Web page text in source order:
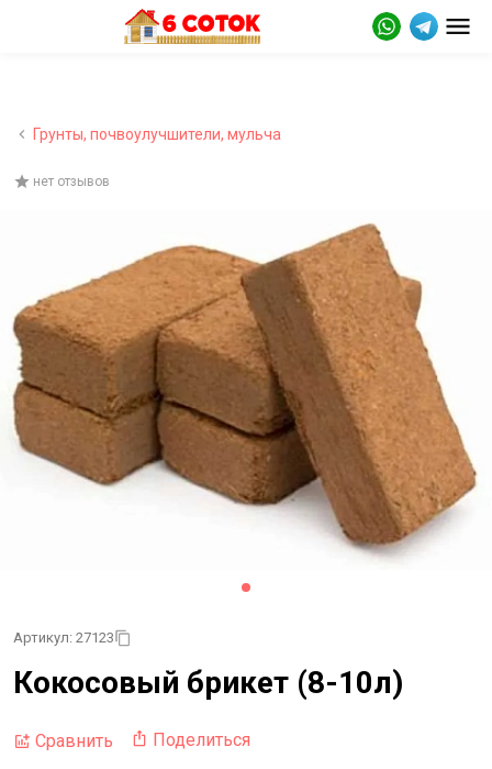
Грунты, почвоулучшители, мульча
нет отзывов
Артикул: 27123
Кокосовый брикет (8-10л)
Сравнить Поделиться